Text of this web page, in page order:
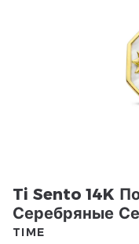
Ti Sento 14K
Серебряные
TIME